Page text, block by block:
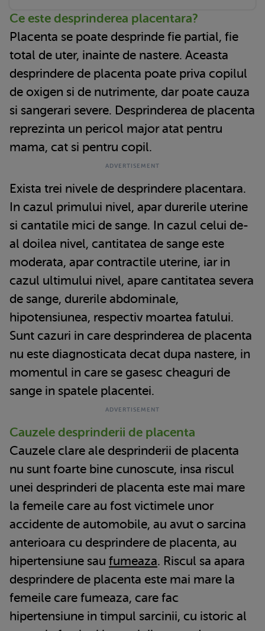
Ce este desprinderea placentara?
Placenta se poate desprinde fie partial, fie
total de uter, inainte de nastere. Aceasta
desprindere de placenta poate priva copilul
de oxigen si de nutrimente, dar poate cauza
si sangerari severe. Desprinderea de placenta
reprezinta un pericol major atat pentru
mama, cat si pentru copil.
Exista trei nivele de desprindere placentara.
In cazul primului nivel, apar durerile uterine
si cantatile mici de sange. In cazul celui de-
al doilea nivel, cantitatea de sange este
moderata, apar contractile uterine, iar in
cazul ultimului nivel, apare cantitatea severa
de sange, durerile abdominale,
hipotensiunea, respectiv moartea fatului.
Sunt cazuri in care desprinderea de placenta
nu este diagnosticata decat dupa nastere, in
momentul in care se gasesc cheaguri de
sange in spatele placentei.
Cauzele desprinderii de placenta
Cauzele clare ale desprinderii de placenta
nu sunt foarte bine cunoscute, insa riscul
unei desprinderi de placenta este mai mare
la femeile care au fost victimele unor
accidente de automobile, au avut o sarcina
anterioara cu desprindere de placenta, au
hipertensiune sau fumeaza. Riscul sa apara
desprindere de placenta este mai mare la
femeile care fumeaza, care fac
hipertensiune in timpul sarcinii, cu istoric al